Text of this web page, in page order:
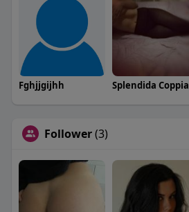
Fghjjgijhh Splendida Coppia
Follower(3)